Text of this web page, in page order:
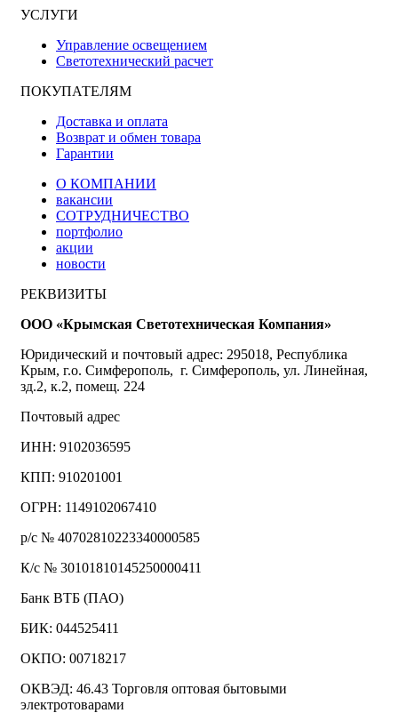
УСЛУГИ
Управление освещением
Светотехнический расчет
ПОКУПАТЕЛЯМ
Доставка и оплата
Возврат и обмен товара
Гарантии
О КОМПАНИИ
вакансии
СОТРУДНИЧЕСТВО
портфолио
акции
новости
РЕКВИЗИТЫ
ООО «Крымская Светотехническая Компания»
Юридический и почтовый адрес: 295018, Республика
Крым, г.о. Симферополь, г. Симферополь, ул. Линейная,
зд.2, к.2, помещ. 224
Почтовый адрес
ИНН: 9102036595
КПП: 910201001
ОГРН: 1149102067410
р/с № 40702810223340000585
К/с № 30101810145250000411
Банк ВТБ (ПАО)
БИК: 044525411
ОКПО: 00718217
ОКВЭД: 46.43 Торговля оптовая бытовыми
электротоварами